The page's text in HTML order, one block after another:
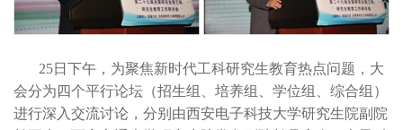
25日下午，为聚焦新时代工科研究生教育热点问题，大
会分为四个平行论坛（招生组、培养组、学位组、综合组）
进行深入交流讨论，分别由西安电子科技大学研究生院副院